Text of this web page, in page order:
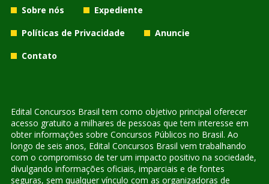
Sobre nós
Expediente
Políticas de Privacidade
Anuncie
Contato
Edital Concursos Brasil tem como objetivo principal oferecer
acesso gratuito a milhares de pessoas que tem interesse em
obter informações sobre Concursos Públicos no Brasil. Ao
longo de seis anos, Edital Concursos Brasil vem trabalhando
com o compromisso de ter um impacto positivo na sociedade,
divulgando informações oficiais, imparciais e de fontes
seguras, sem qualquer vínculo com as organizadoras de